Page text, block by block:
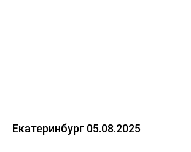
Екатеринбург 05.08.2025